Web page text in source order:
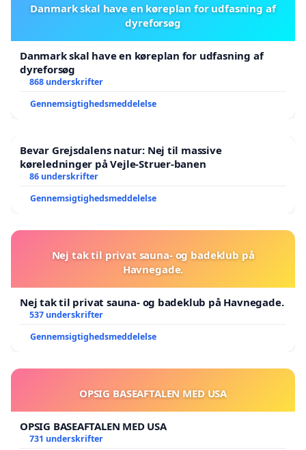
Danmark skal have en køreplan for udfasning af
dyreforsøg
Danmark skal have en køreplan for udfasning af
dyreforsøg
868 underskrifter
Gennemsigtighedsmeddelelse
Bevar Grejsdalens natur: Nej til massive
køreledninger på Vejle-Struer-banen
86 underskrifter
Gennemsigtighedsmeddelelse
Nej tak til privat sauna- og badeklub på
Havnegade.
Nej tak til privat sauna- og badeklub på Havnegade.
537 underskrifter
Gennemsigtighedsmeddelelse
OPSIG BASEAFTALEN MED USA
OPSIG BASEAFTALEN MED USA
731 underskrifter